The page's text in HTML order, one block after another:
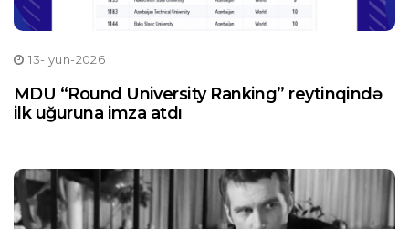
13-Iyun-2026
MDU “Round University Ranking” reytinqində
ilk uğuruna imza atdı